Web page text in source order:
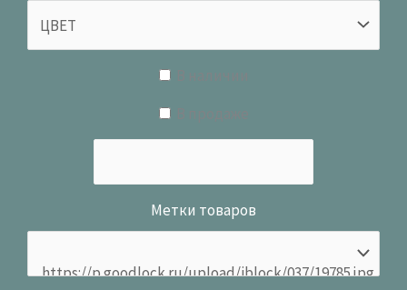
Метки товаров